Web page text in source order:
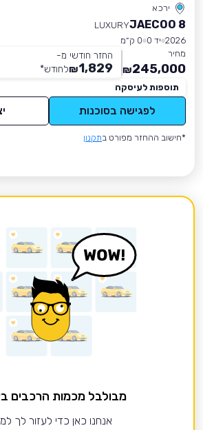
ירכא
JAECOO 8
LUXURY
2026 יד 0
0 ק״מ
מחיר
245,000
₪
החזר חודשי מ-
1,829
₪לחודש*
תוספות לעיסקה
לפגישה בסוכנות
*חישוב ההחזר מפורט בתקנון
מבולבל מכמות הרכבים
אנחנו כאן כדי לעזור לך